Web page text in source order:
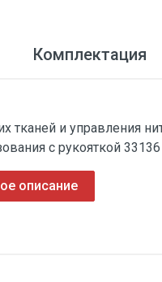
Комплектация
тканей и управления
с рукояткой
описание